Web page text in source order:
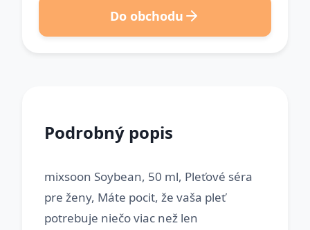
Do obchodu
Podrobný popis
mixsoon Soybean, 50 ml, Pleťové séra
pre ženy, Máte pocit, že vaša pleť
potrebuje niečo viac než len